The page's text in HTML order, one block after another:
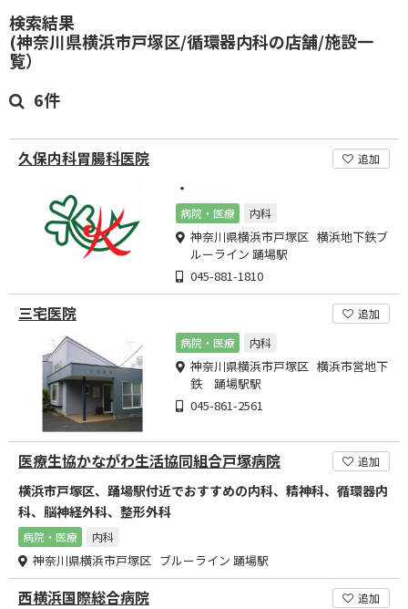
検索結果
(神奈川県横浜市戸塚区/循環器内科の店舗/施設一
覧）
6件
久保内科胃腸科医院 追加
・
病院・医療 内科
神奈川県横浜市戸塚区 横浜地下鉄ブ
ルーライン 踊場駅
045-881-1810
三宅医院
追加
病院・医療
内科
神奈川県横浜市戸塚区 横浜市営地下
鉄 踊場駅駅
045-861-2561
医療生協かながわ生活協同組合戸塚病院 追加
横浜市戸塚区、踊場駅付近でおすすめの内科、精神科、循環器内
科、脳神経外科、整形外科
病院・医療 内科
神奈川県横浜市戸塚区 ブルーライン 踊場駅
西横浜国際総合病院 追加